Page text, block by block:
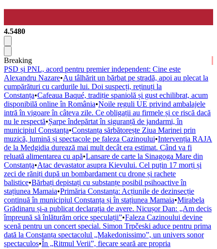
4.5480
Breaking
PSD și PNL, acord pentru premier independent: Cine este
Alexandru Nazare•Au tâlhărit un bărbat pe stradă, apoi au plecat la
cumpărături cu cardurile lui. Doi suspecți, reținuți la
Constanța•Cafeaua Baqué, tradiție spaniolă și gust echilibrat, acum
disponibilă online în România•Noile reguli UE privind ambalajele
intră în vigoare în câteva zile. Ce obligații au firmele și ce riscă dacă
nu le respectă•Șarpe îndepărtat în siguranță de jandarmi, în
municipiul Constanța•Constanța sărbătorește Ziua Marinei prin
muzică, lumină și spectacole pe faleza Cazinoului•Intervenția RAJA
de la Medgidia durează mai mult decât era estimat. Când va fi
reluată alimentarea cu apă•Lansare de carte la Sinagoga Mare din
Constanța•Atac devastator asupra Kievului. Cel puțin 17 morți și
zeci de răniți după un bombardament cu drone și rachete
balistice•Bărbați depistați cu substanțe posibil psihoactive în
stațiunea Mamaia•Primăria Constanța: Acțiunile de dezinsecție
continuă în municipiul Constanța și în stațiunea Mamaia•Mirabela
Grădinaru și-a publicat declarația de avere. Nicușor Dan: „Am decis
împreună să înlăturăm orice speculații”•Faleza Cazinoului devine
scenă pentru un concert special. Simon Trpčeski aduce pentru prima
dată la Constanța spectacolul „Makedonissimo”, un univers sonor
spectaculos•În „Ritmul Verii”, fiecare seară are propria